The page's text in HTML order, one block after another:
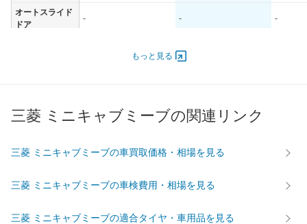
オートスライド
ドア
- - -
- [-]/ -
タイヤ
後輪サイズ 145R12-8PR 145R12-8PR
WLTC/市街地 - -
もっと見る
三菱 ミニキャブミーブの関連リンク
三菱 ミニキャブミーブの車買取価格・相場を見る
三菱 ミニキャブミーブの車検費用・相場を見る
三菱 ミニキャブミーブの適合タイヤ・車用品を見る